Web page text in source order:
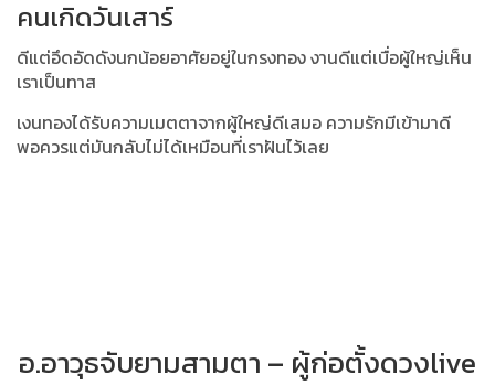
คนเกิดวันเสาร์
ดีแต่อึดอัดดังนกน้อยอาศัยอยู่ในกรงทอง งานดีแต่เบื่อผู้ใหญ่เห็น
เราเป็นทาส
เงนทองได้รับความเมตตาจากผู้ใหญ่ดีเสมอ ความรักมีเข้ามาดี
พอควรแต่มันกลับไม่ได้เหมือนที่เราฝันไว้เลย
อ.อาวุธจับยามสามตา – ผู้ก่อตั้งดวงlive